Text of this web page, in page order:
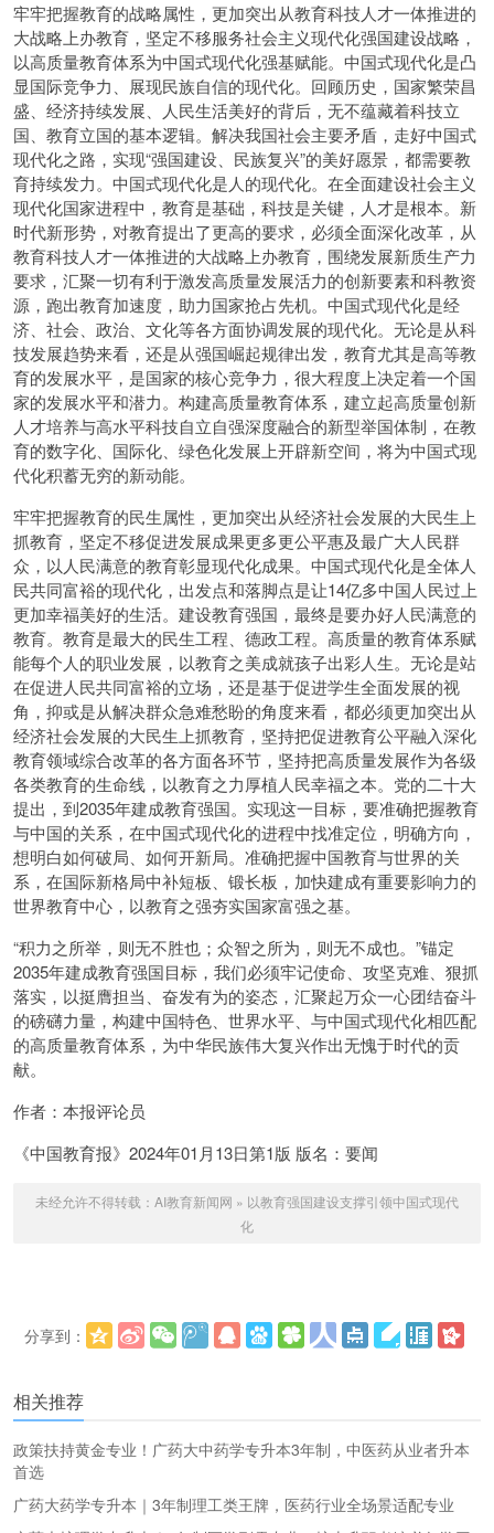
牢牢把握教育的战略属性，更加突出从教育科技人才一体推进的
大战略上办教育，坚定不移服务社会主义现代化强国建设战略，
以高质量教育体系为中国式现代化强基赋能。中国式现代化是凸
显国际竞争力、展现民族自信的现代化。回顾历史，国家繁荣昌
盛、经济持续发展、人民生活美好的背后，无不蕴藏着科技立
国、教育立国的基本逻辑。解决我国社会主要矛盾，走好中国式
现代化之路，实现“强国建设、民族复兴”的美好愿景，都需要教
育持续发力。中国式现代化是人的现代化。在全面建设社会主义
现代化国家进程中，教育是基础，科技是关键，人才是根本。新
时代新形势，对教育提出了更高的要求，必须全面深化改革，从
教育科技人才一体推进的大战略上办教育，围绕发展新质生产力
要求，汇聚一切有利于激发高质量发展活力的创新要素和科教资
源，跑出教育加速度，助力国家抢占先机。中国式现代化是经
济、社会、政治、文化等各方面协调发展的现代化。无论是从科
技发展趋势来看，还是从强国崛起规律出发，教育尤其是高等教
育的发展水平，是国家的核心竞争力，很大程度上决定着一个国
家的发展水平和潜力。构建高质量教育体系，建立起高质量创新
人才培养与高水平科技自立自强深度融合的新型举国体制，在教
育的数字化、国际化、绿色化发展上开辟新空间，将为中国式现
代化积蓄无穷的新动能。
牢牢把握教育的民生属性，更加突出从经济社会发展的大民生上
抓教育，坚定不移促进发展成果更多更公平惠及最广大人民群
众，以人民满意的教育彰显现代化成果。中国式现代化是全体人
民共同富裕的现代化，出发点和落脚点是让14亿多中国人民过上
更加幸福美好的生活。建设教育强国，最终是要办好人民满意的
教育。教育是最大的民生工程、德政工程。高质量的教育体系赋
能每个人的职业发展，以教育之美成就孩子出彩人生。无论是站
在促进人民共同富裕的立场，还是基于促进学生全面发展的视
角，抑或是从解决群众急难愁盼的角度来看，都必须更加突出从
经济社会发展的大民生上抓教育，坚持把促进教育公平融入深化
教育领域综合改革的各方面各环节，坚持把高质量发展作为各级
各类教育的生命线，以教育之力厚植人民幸福之本。党的二十大
提出，到2035年建成教育强国。实现这一目标，要准确把握教育
与中国的关系，在中国式现代化的进程中找准定位，明确方向，
想明白如何破局、如何开新局。准确把握中国教育与世界的关
系，在国际新格局中补短板、锻长板，加快建成有重要影响力的
世界教育中心，以教育之强夯实国家富强之基。
“积力之所举，则无不胜也；众智之所为，则无不成也。”锚定
2035年建成教育强国目标，我们必须牢记使命、攻坚克难、狠抓
落实，以挺膺担当、奋发有为的姿态，汇聚起万众一心团结奋斗
的磅礴力量，构建中国特色、世界水平、与中国式现代化相匹配
的高质量教育体系，为中华民族伟大复兴作出无愧于时代的贡
献。
作者：本报评论员
《中国教育报》2024年01月13日第1版 版名：要闻
未经允许不得转载： AI教育新闻网 » 以教育强国建设支撑引领中国式现代
化
分享到：
相关推荐
政策扶持黄金专业！广药大中药学专升本3年制，中医药从业者升本
首选
广药大药学专升本｜3年制理工类王牌，医药行业全场景适配专业